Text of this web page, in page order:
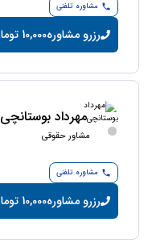
مشاوره تلفنی
رزرو مشاوره10,000 تومان/دقیقه
مهرداد بوستانچی
مشاور حقوقی
مشاوره تلفنی
رزرو مشاوره10,000 تومان/دقیقه